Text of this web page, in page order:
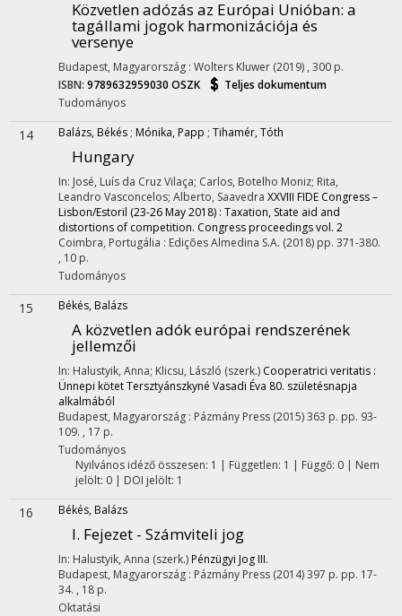
Közvetlen adózás az Európai Unióban: a
tagállami jogok harmonizációja és
versenye
Budapest, Magyarország : Wolters Kluwer (2019) , 300 p.
ISBN: 9789632959030 OSZK
Teljes dokumentum
Tudományos
14 Balázs, Békés ; Mónika, Papp ; Tihamér, Tóth
Hungary
In: José, Luís da Cruz Vilaça; Carlos, Botelho Moniz; Rita,
Leandro Vasconcelos; Alberto, Saavedra XXVIII FIDE Congress –
Lisbon/Estoril (23-26 May 2018) : Taxation, State aid and
distortions of competition. Congress proceedings vol. 2
Coimbra, Portugália : Edições Almedina S.A. (2018) pp. 371-380.
, 10 p.
Tudományos
15 Békés, Balázs
A közvetlen adók európai rendszerének
jellemzői
In: Halustyik, Anna; Klicsu, László (szerk.) Cooperatrici veritatis :
Ünnepi kötet Tersztyánszkyné Vasadi Éva 80. születésnapja
alkalmából
Budapest, Magyarország : Pázmány Press (2015)363 p. pp. 93-
109. , 17 p.
Tudományos
Nyilvános idéző összesen: 1 | Független: 1 | Függő: 0 | Nem
jelölt: 0 | DOI jelölt: 1
16 Békés, Balázs
I. Fejezet - Számviteli jog
In: Halustyik, Anna (szerk.) Pénzügyi Jog III.
Budapest, Magyarország : Pázmány Press (2014)397 p. pp. 17-
34. , 18 p.
Oktatási